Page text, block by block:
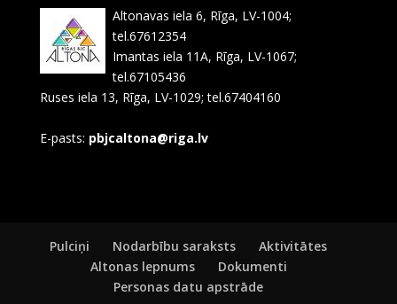
Altonavas iela 6, Rīga, LV-1004;
tel.67612354
Imantas iela 11A, Rīga, LV-1067;
tel.67105436
Ruses iela 13, Rīga, LV-1029; tel.67404160
E-pasts: pbjcaltona@riga.lv
Pulciņi Nodarbību saraksts
Aktivitātes
Altonas lepnums
Dokumenti
Personas datu apstrāde